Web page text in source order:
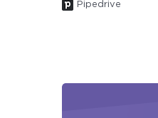
Pipedrive